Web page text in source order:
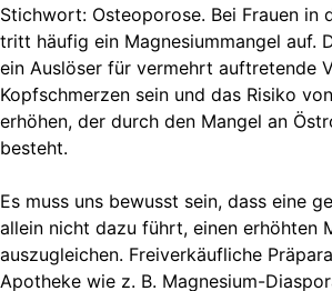
Stichwort: Osteoporose. Bei Frauen in
tritt häufig ein Magnesiummangel auf.
ein Auslöser für vermehrt auftretende
Kopfschmerzen sein und das Risiko
erhöhen, der durch den Mangel an
besteht.
Es muss uns bewusst sein, dass eine
allein nicht dazu führt, einen erhöhten
auszugleichen. Freiverkäufliche
Apotheke wie z. B. Magnesium-